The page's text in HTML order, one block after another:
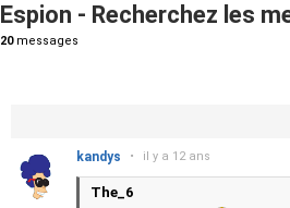
Espion - Recherchez les
20messages
kandys • il y a 12 ans
The_6